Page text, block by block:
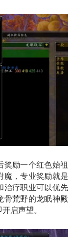
奖励一个红色始祖
魔，专业奖励就是
治疗职业可以优先
骨荒野的龙眠神殿
启声望。